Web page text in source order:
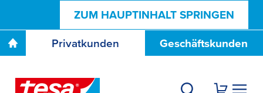
ZUM HAUPTINHALT SPRINGEN
Privatkunden Geschäftskunden